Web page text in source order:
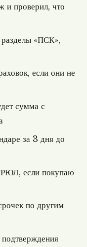
и проверил, что
«ПСК»,
если они не
сумма с
за 3 дня до
если покупаю
по другим